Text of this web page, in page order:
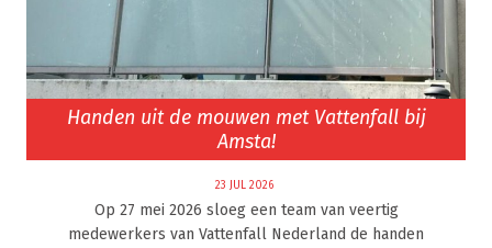
Handen uit de mouwen met Vattenfall bij
Amsta!
23 JUL 2026
Op 27 mei 2026 sloeg een team van veertig
medewerkers van Vattenfall Nederland de handen